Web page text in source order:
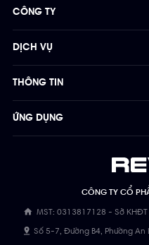
CÔNG TY CỔ
MST: 0313817128 - Sở
Số 5-7, Đường B4, Phường An
CÔNG TY
DỊCH VỤ
THÔNG TIN
ỨNG DỤNG